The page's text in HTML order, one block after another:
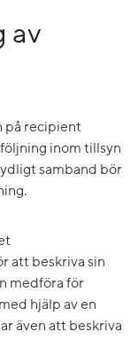
av
på recipient
inom tillsyn
samband bör
att beskriva sin
medföra för
hjälp av en
även att beskriva